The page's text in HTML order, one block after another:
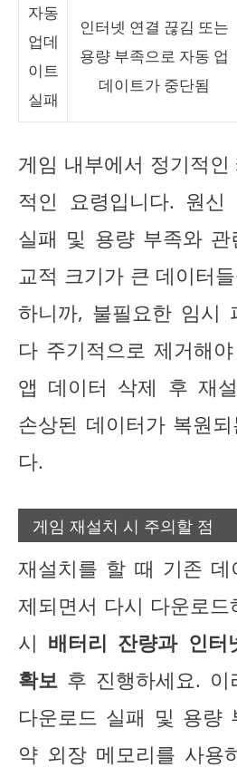
자동
업데
이트
실패
인터넷 연결 끊김 또는
용량 부족으로 자동 업
데이트가 중단됨
게임 내부에서 정기적
적인 요령입니다. 원신
실패 및 용량 부족와 관
교적 크기가 큰 데이터
하니까, 불필요한 임시
다 주기적으로 제거해
앱 데이터 삭제 후 재
손상된 데이터가 복원
다.
게임 재설치 시 주의할 점
재설치를 할 때 기존
제되면서 다시 다운로
시 배터리 잔량과 인터
확보 후 진행하세요.
다운로드 실패 및 용량
약 외장 메모리를 사용